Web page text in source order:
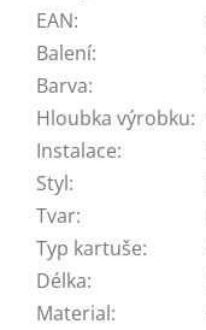
EAN:
Balení:
Barva:
Hloubka výrobku:
Instalace:
Styl:
Tvar:
Typ kartuše:
Délka:
Material: